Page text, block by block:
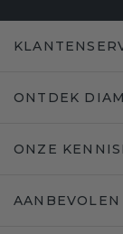
ONTDEK
ONZE